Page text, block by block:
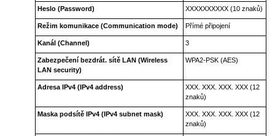
Heslo (Password) XXXXXXXXXX (10 znaků)
Režim komunikace (Communication mode) Přímé připojení
Kanál (Channel) 3
Zabezpečení bezdrát. sítě LAN (Wireless
LAN security)
WPA2-PSK (AES)
Adresa IPv4 (IPv4 address)
XXX. XXX. XXX. XXX (12
znaků)
Maska podsítě IPv4 (IPv4 subnet mask)
XXX. XXX. XXX. XXX (12
znaků)